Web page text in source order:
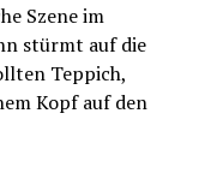
Szene im
stürmt auf die
Teppich,
Kopf auf den